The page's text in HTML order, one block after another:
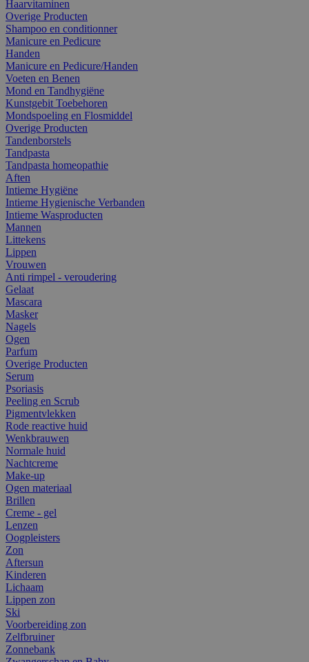
Haarvitaminen
Overige Producten
Shampoo en conditionner
Manicure en Pedicure
Handen
Manicure en Pedicure/Handen
Voeten en Benen
Mond en Tandhygiëne
Kunstgebit Toebehoren
Mondspoeling en Flosmiddel
Overige Producten
Tandenborstels
Tandpasta
Tandpasta homeopathie
Aften
Intieme Hygiëne
Intieme Hygienische Verbanden
Intieme Wasproducten
Mannen
Littekens
Lippen
Vrouwen
Anti rimpel - veroudering
Gelaat
Mascara
Masker
Nagels
Ogen
Parfum
Overige Producten
Serum
Psoriasis
Peeling en Scrub
Pigmentvlekken
Rode reactive huid
Wenkbrauwen
Normale huid
Nachtcreme
Make-up
Ogen materiaal
Brillen
Creme - gel
Lenzen
Oogpleisters
Zon
Aftersun
Kinderen
Lichaam
Lippen zon
Ski
Voorbereiding zon
Zelfbruiner
Zonnebank